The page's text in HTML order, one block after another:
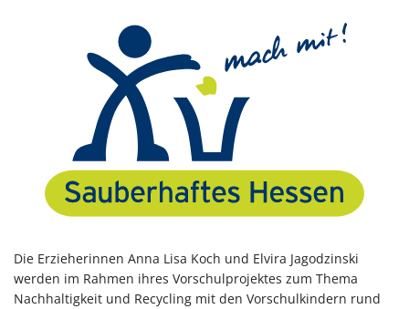
Die Erzieherinnen Anna Lisa Koch und Elvira Jagodzinski
werden im Rahmen ihres Vorschulprojektes zum Thema
Nachhaltigkeit und Recycling mit den Vorschulkindern rund